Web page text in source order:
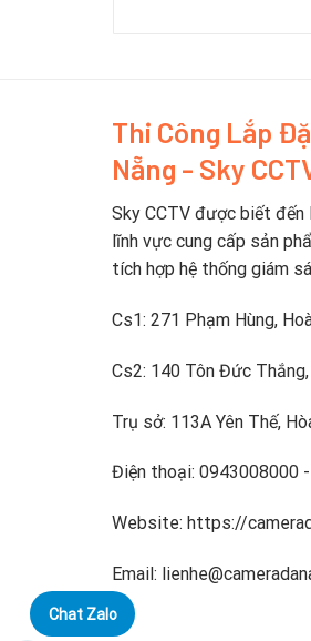
Thi Công Lắp
Nẵng - Sky
Sky CCTV được biết
lĩnh vực cung cấp sản
tích hợp hệ thống giám
Cs1: 271 Phạm Hùng,
Cs2: 140 Tôn Đức
Trụ sở: 113A Yên Thế,
Điện thoại: 0943008000
Website: https://
Email:
Chat Zalo